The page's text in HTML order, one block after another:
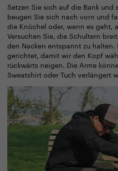
Setzen Sie sich auf die Bank und
beugen Sie sich nach vorn und
die Knöchel oder, wenn es geht,
Versuchen Sie, die Schultern
den Nacken entspannt zu
gerichtet, damit wir den Kopf
rückwärts neigen. Die Arme
Sweatshirt oder Tuch verlängert